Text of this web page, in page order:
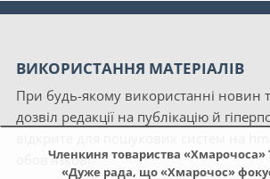
Членкиня товариства
«Дуже рада, що «Хмарочос»
ВИКОРИСТАННЯ МАТЕРІАЛІВ
При будь-якому використанні новин
дозвіл редакції на публікацію й
обов'язкові.